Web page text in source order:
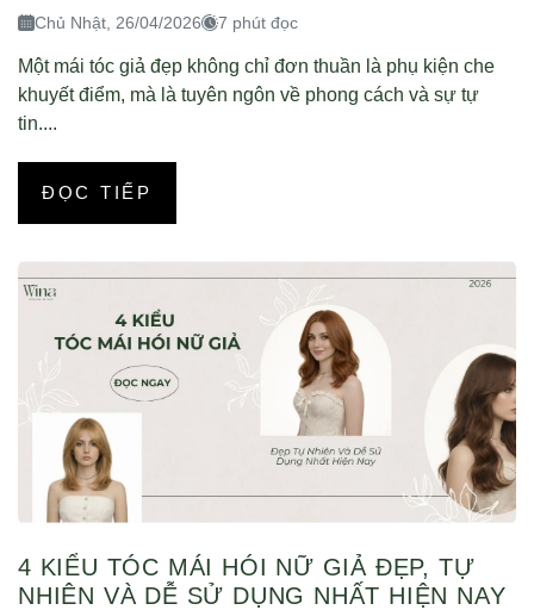
Chủ Nhật, 26/04/2026 7 phút đọc
Một mái tóc giả đẹp không chỉ đơn thuần là phụ kiện che
khuyết điểm, mà là tuyên ngôn về phong cách và sự tự
tin....
ĐỌC TIẾP
4 KIỂU TÓC MÁI HÓI NỮ GIẢ ĐẸP, TỰ
NHIÊN VÀ DỄ SỬ DỤNG NHẤT HIỆN NAY